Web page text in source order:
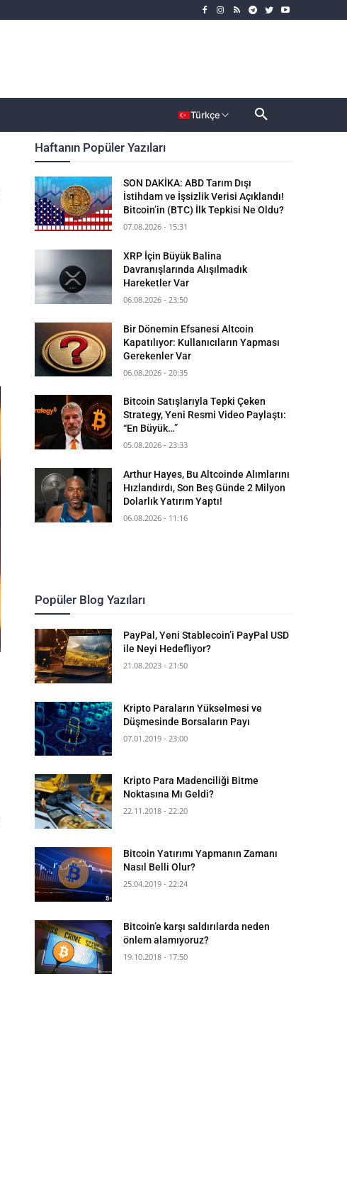
Türkçe
Haftanın Popüler Yazıları
SON DAKİKA: ABD Tarım Dışı
İstihdam ve İşsizlik Verisi Açıklandı!
Bitcoin’in (BTC) İlk Tepkisi Ne Oldu?
07.08.2026 - 15:31
XRP İçin Büyük Balina
Davranışlarında Alışılmadık
Hareketler Var
06.08.2026 - 23:50
Bir Dönemin Efsanesi Altcoin
Kapatılıyor: Kullanıcıların Yapması
Gerekenler Var
06.08.2026 - 20:35
Bitcoin Satışlarıyla Tepki Çeken
Strategy, Yeni Resmi Video Paylaştı:
“En Büyük…”
05.08.2026 - 23:33
Arthur Hayes, Bu Altcoinde Alımlarını
Hızlandırdı, Son Beş Günde 2 Milyon
Dolarlık Yatırım Yaptı!
06.08.2026 - 11:16
Popüler Blog Yazıları
PayPal, Yeni Stablecoin’i PayPal USD
ile Neyi Hedefliyor?
21.08.2023 - 21:50
Kripto Paraların Yükselmesi ve
Düşmesinde Borsaların Payı
07.01.2019 - 23:00
Kripto Para Madenciliği Bitme
Noktasına Mı Geldi?
22.11.2018 - 22:20
Bitcoin Yatırımı Yapmanın Zamanı
Nasıl Belli Olur?
25.04.2019 - 22:24
Bitcoin’e karşı saldırılarda neden
önlem alamıyoruz?
19.10.2018 - 17:50